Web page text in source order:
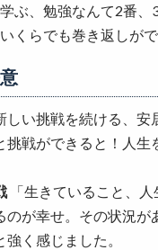
ぶ、勉強なんて2番、
くらでも巻き返しがで
しい挑戦を続ける、安
挑戦ができると！人生
「生きていること、人
のが幸せ。その状況が
く感じました。